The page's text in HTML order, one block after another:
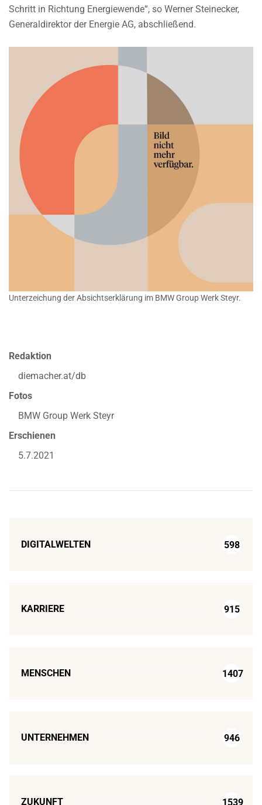
Schritt in Richtung Energiewende“, so Werner Steinecker,
Generaldirektor der Energie AG, abschließend.
Unterzeichung der Absichtserklärung im BMW Group Werk Steyr.
Redaktion
diemacher.at/db
Fotos
BMW Group Werk Steyr
Erschienen
5.7.2021
DIGITALWELTEN 598
KARRIERE 915
MENSCHEN 1407
UNTERNEHMEN 946
ZUKUNFT 1539